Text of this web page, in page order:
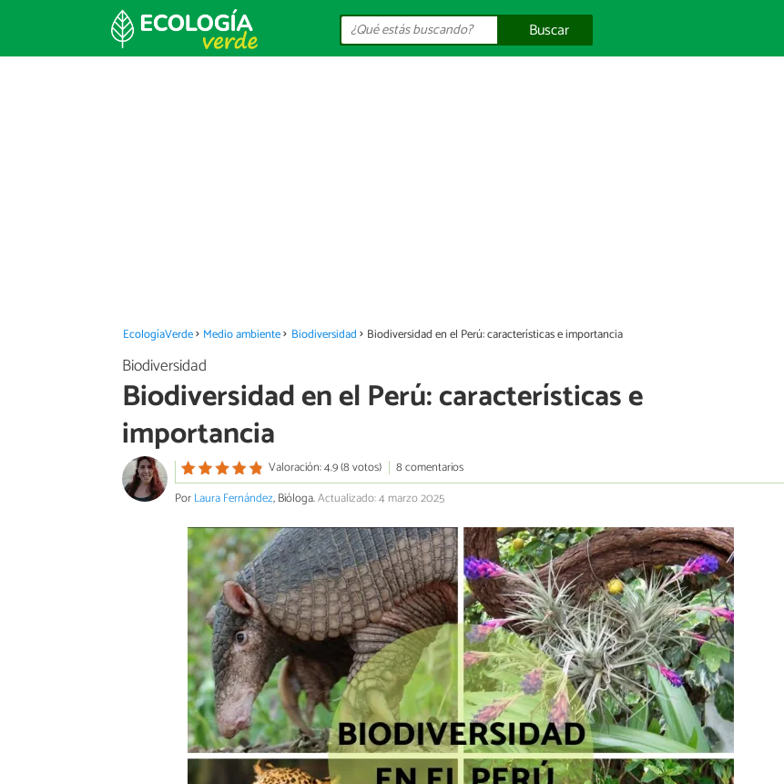
Buscar
EcologíaVerde Medio ambiente Biodiversidad Biodiversidad en el Perú: características e importancia
Biodiversidad
Biodiversidad en el Perú: características e
importancia
Valoración: 4.9 (8 votos)
8 comentarios
PorLaura Fernández, Bióloga.Actualizado: 4 marzo 2025